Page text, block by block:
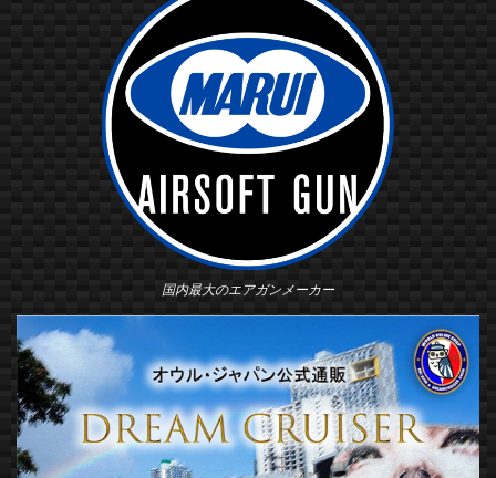
国内最大のエアガンメーカー